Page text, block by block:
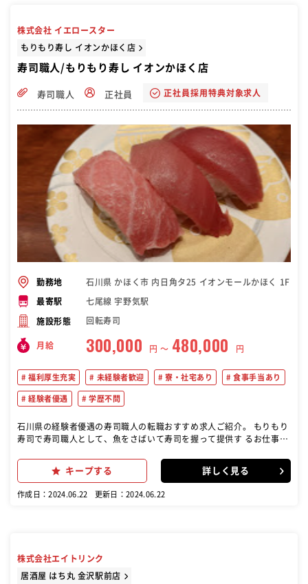
株式会社 イエロースター
もりもり寿し イオンかほく店
寿司職人/もりもり寿し イオンかほく店
寿司職人 正社員 正社員採用特典対象求人
勤務地 石川県 かほく市 内日角タ25 イオンモールかほく 1F
最寄駅 七尾線 宇野気駅
施設形態 回転寿司
月給 300,000 円 〜 480,000 円
福利厚生充実 未経験者歓迎 寮・社宅あり 食事手当あり
経験者優遇 学歴不問
石川県の経験者優遇の寿司職人の転職おすすめ求人ご紹介。 もりもり
寿司で寿司職人として、魚をさばいて寿司を握って提供す るお仕事を
ばく）／仕入れや 仕込み／在庫管理／店内清掃／メニュー開発など
【入社後の研修内容】まずは全体の流れを掴んでいただくため、ホ ー
お任せしていきます。６か月～実際に回転レーンの中に入り、 お客様
社長になった実績もあり
キープする 詳しく見る
作成日：2024.06.22 更新日：2024.06.22
株式会社エイトリンク
居酒屋 はち丸 金沢駅前店